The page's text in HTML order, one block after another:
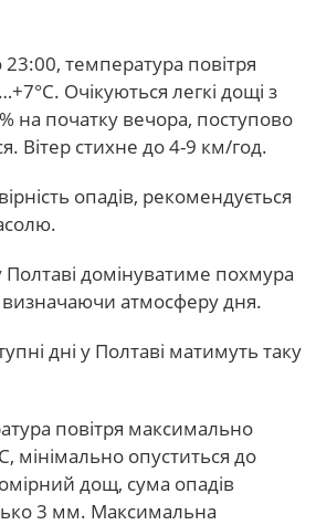
температура повітря
Очікуються легкі дощі з
на початку вечора, поступово
Вітер стихне до 4-9 км/год.
опадів, рекомендується
Полтаві домінуватиме похмура
атмосферу дня.
дні у Полтаві матимуть таку
повітря максимально
мінімально опуститься до
дощ, сума опадів
3 мм. Максимальна